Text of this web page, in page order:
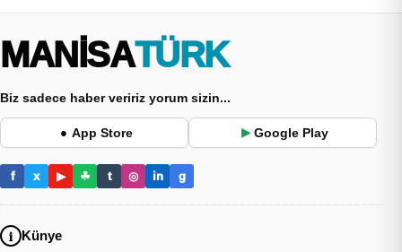
MANİSA TÜRK
Biz sadece haber veririz yorum sizin...
● App Store ▶ Google Play
f x ▶ ☘ t ◎ in g
Künye